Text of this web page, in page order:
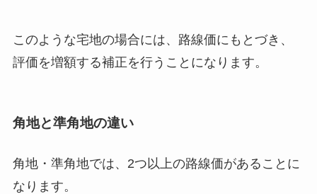
このような宅地の場合には、路線価にもとづき、
評価を増額する補正を行うことになります。
角地と準角地の違い
角地・準角地では、2つ以上の路線価があることに
なります。